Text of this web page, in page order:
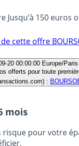
Jusqu’à 150
cette offre
20 00:00:00 Europe/Paris
offerts pour toute
:
mois
pour votre